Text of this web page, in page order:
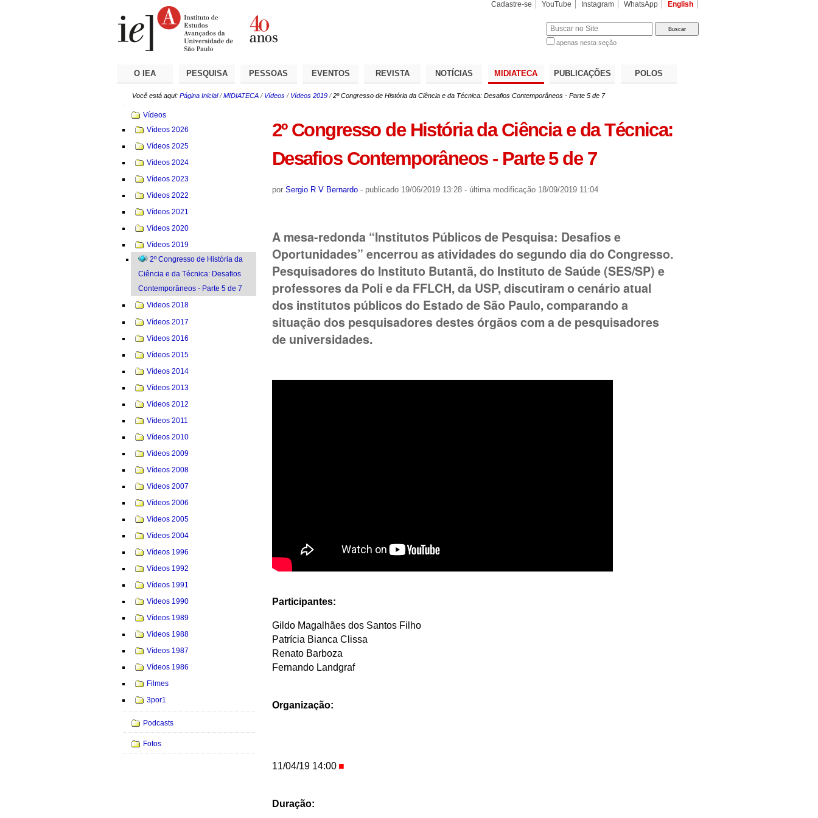
Cadastre-se YouTube Instagram WhatsApp English
apenas nesta seção
O IEA PESQUISA PESSOAS EVENTOS REVISTA NOTÍCIAS MIDIATECA PUBLICAÇÕES POLOS
Você está aqui: Página Inicial /MIDIATECA / Vídeos / Vídeos 2019 /2º Congresso de História da Ciência e da Técnica: Desafios Contemporâneos - Parte 5 de 7
2º Congresso de História da Ciência e da Técnica:
Desafios Contemporâneos - Parte 5 de 7
por Sergio R V Bernardo - publicado19/06/2019 13:28 - última modificação18/09/2019 11:04
A mesa-redonda “Institutos Públicos de Pesquisa: Desafios e
Oportunidades” encerrou as atividades do segundo dia do Congresso.
Pesquisadores do Instituto Butantã, do Instituto de Saúde (SES/SP) e
professores da Poli e da FFLCH, da USP, discutiram o cenário atual
dos institutos públicos do Estado de São Paulo, comparando a
situação dos pesquisadores destes órgãos com a de pesquisadores
de universidades.
Participantes:
Gildo Magalhães dos Santos Filho
Patrícia Bianca Clissa
Renato Barboza
Fernando Landgraf
Organização:
11/04/19 14:00
Duração:
Navegação
Vídeos
Vídeos 2026
Vídeos 2025
Vídeos 2024
Vídeos 2023
Vídeos 2022
Vídeos 2021
Vídeos 2020
Vídeos 2019
2º Congresso de História da
Ciência e da Técnica: Desafios
Contemporâneos - Parte 5 de 7
Videos 2018
Vídeos 2017
Vídeos 2016
Vídeos 2015
Vídeos 2014
Vídeos 2013
Vídeos 2012
Vídeos 2011
Vídeos 2010
Vídeos 2009
Vídeos 2008
Vídeos 2007
Vídeos 2006
Vídeos 2005
Vídeos 2004
Vídeos 1996
Vídeos 1992
Vídeos 1991
Vídeos 1990
Vídeos 1989
Vídeos 1988
Vídeos 1987
Vídeos 1986
Filmes
3por1
Podcasts
Fotos